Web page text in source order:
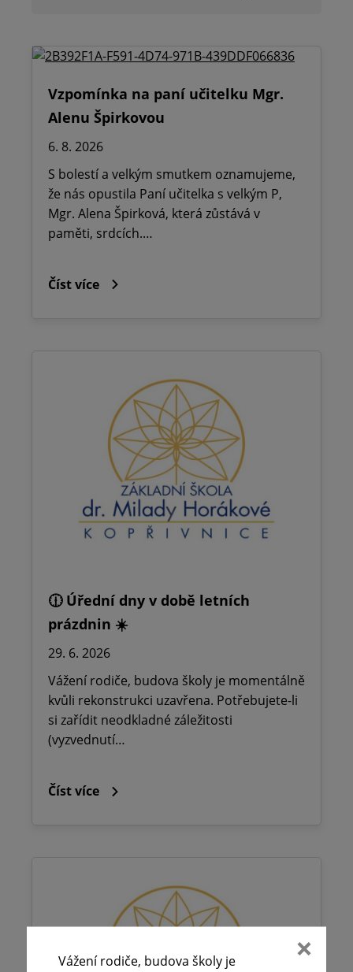
Vzpomínka na paní učitelku Mgr.
Alenu Špirkovou
6. 8. 2026
S bolestí a velkým smutkem oznamujeme,
že nás opustila Paní učitelka s velkým P,
Mgr. Alena Špirková, která zůstává v
paměti, srdcích.…
Číst více
🕧 Úřední dny v době letních
prázdnin ☀️
29. 6. 2026
Vážení rodiče, budova školy je momentálně
kvůli rekonstrukci uzavřena. Potřebujete-li
si zařídit neodkladné záležitosti
(vyzvednutí…
Číst více
Vážení rodiče, budova školy je